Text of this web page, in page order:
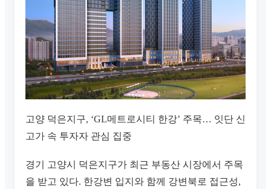
고양 덕은지구, ‘GL메트로시티 한강’ 주목… 잇단 신
고가 속 투자자 관심 집중
경기 고양시 덕은지구가 최근 부동산 시장에서 주목
을 받고 있다. 한강변 입지와 함께 강변북로 접근성,